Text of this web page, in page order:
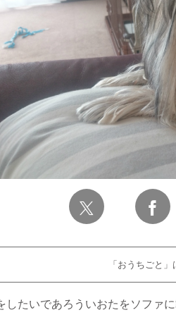
「おうちごと
したいであろういおたをソファに